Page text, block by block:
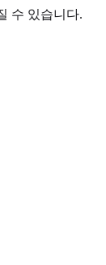
수 있습니다.